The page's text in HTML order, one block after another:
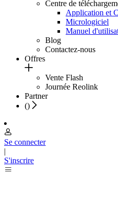
Centre de
Application et
Micrologiciel
Manuel
Blog
Contactez-nous
Offres
Vente Flash
Journée Reolink
Partner
()
Se connecter
|
S'inscrire